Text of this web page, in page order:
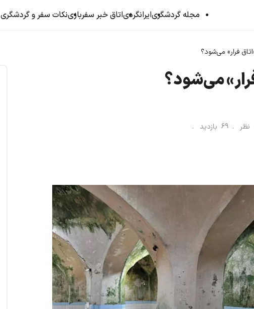
مجله گردشگریایرانگردیاتاق خبر سفربازینکات سفر و گردشگری
فرار» می‌شود؟
می‌شود؟
نظر . 69 بازدید .